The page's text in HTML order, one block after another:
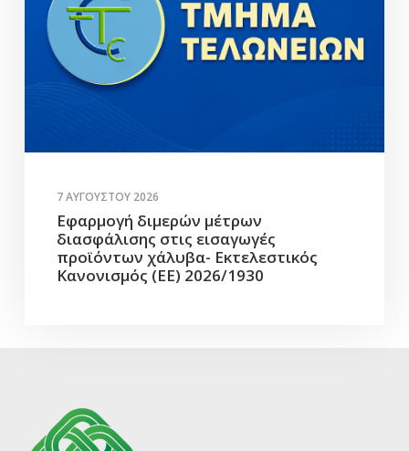
7 ΑΥΓΟΎΣΤΟΥ 2026
Εφαρμογή διμερών μέτρων
διασφάλισης στις εισαγωγές
προϊόντων χάλυβα- Εκτελεστικός
Κανονισμός (ΕΕ) 2026/1930